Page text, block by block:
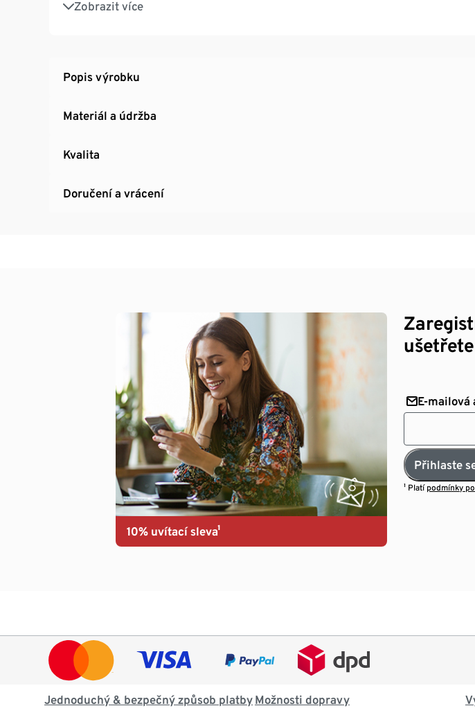
Zobrazit více
Zesílená oblast hýždí z odolného materiálu
Popis výrobku
Materiál a údržba
Kvalita
Doručení a vrácení
10% uvítací sleva¹
E-mailová
Přihlaste
¹ Platí podmínky
Jednoduchý & bezpečný způsob platby Možnosti dopravy